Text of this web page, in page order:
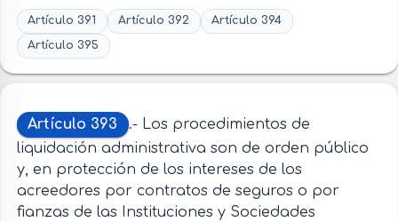
Artículo 391 Artículo 392
Artículo 394
Artículo 395
Artículo 393
.- Los procedimientos de
liquidación administrativa son de orden público
y, en protección de los intereses de los
acreedores por contratos de seguros o por
fianzas de las Instituciones y Sociedades